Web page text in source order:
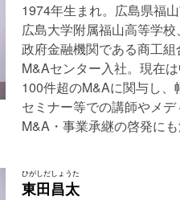
1974年生まれ。広島県福山
広島大学附属福山高等学校
政府金融機関である商工
M&Aセンター入社。現在
100件超のM&Aに関与し、
セミナー等での講師やメ
M&A・事業承継の啓発にも
東田
ひがしだ
昌太
しょうた